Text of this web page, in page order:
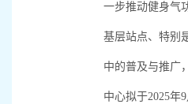
一步推动健身气
基层站点、特别
中的普及与推广
中心拟于2025年9